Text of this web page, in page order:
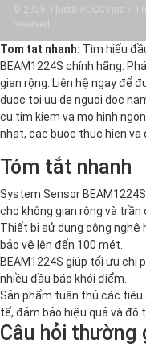
© 2025 ThietBiPCCCVina /
reserved.
Tom tat nhanh: Tìm hiểu
BEAM1224S chính hãng.
gian rộng. Liên hệ ngay để
duoc toi uu de nguoi doc
cu tim kiem va mo hinh
nhat, cac buoc thuc hien va
Tóm tắt nhanh
System Sensor
cho không gian rộng và trần
Thiết bị sử dụng công nghệ
bảo vệ lên đến 100 mét.
BEAM1224S giúp tối ưu chi
nhiều đầu báo khói điểm.
Sản phẩm tuân thủ các tiêu
tế, đảm bảo hiệu quả và độ
Câu hỏi thường